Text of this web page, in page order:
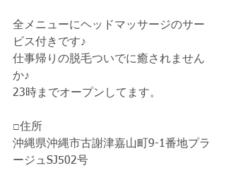
全メニューにヘッドマッサージのサー
ビス付きです♪
仕事帰りの脱毛ついでに癒されません
か♪
23時までオープンしてます。
□住所
沖縄県沖縄市古謝津嘉山町9-1番地プラ
ージュSJ502号